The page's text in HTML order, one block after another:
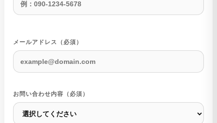
メールアドレス（必須）
お問い合わせ内容（必須）